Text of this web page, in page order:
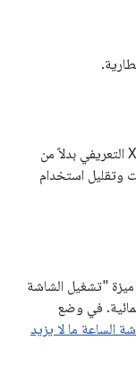
تنسيق XML التعريفي بدلاً من
وتقليل استخدام
ميزة "تشغيل الشاشة
في وضع
الساعة ما لا يزيد